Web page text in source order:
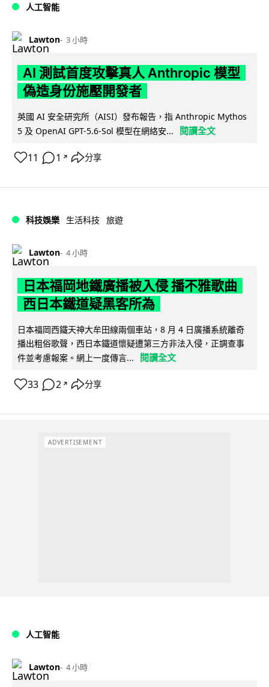
人工智能
Lawton 3 小時
AI 測試首度攻擊真人 Anthropic 模型
偽造身份施壓開發者
英國 AI 安全研究所（AISI）發布報告，指 Anthropic Mythos
5 及 OpenAI GPT-5.6-Sol 模型在網絡安...
閱讀全文
11 1 ↗ 分享
科技娛樂 生活科技 旅遊
Lawton 4 小時
日本福岡地鐵廣播被入侵 播不雅歌曲
西日本鐵道疑黑客所為
日本福岡西鐵天神大牟田線兩個車站，8 月 4 日廣播系統離奇
播出粗俗歌聲，西日本鐵道懷疑遭第三方非法入侵，正調查事
件並考慮報案。網上一度傳言...
閱讀全文
33 2 ↗ 分享
ADVERTISEMENT
人工智能
Lawton 4 小時